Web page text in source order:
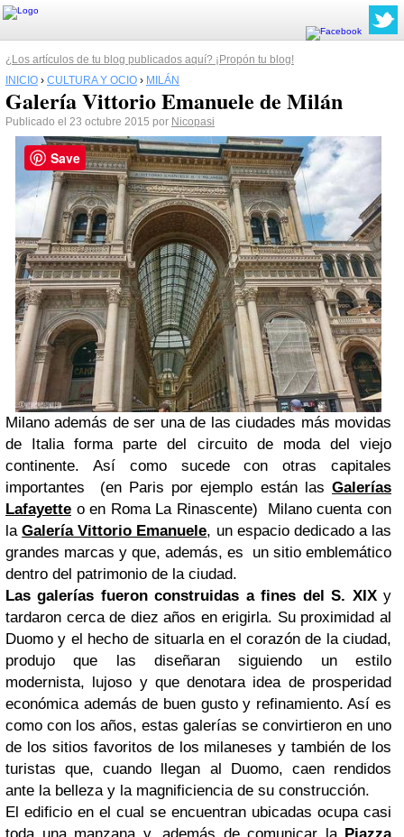
¿Los artículos de tu blog publicados aquí? ¡Propón tu blog!
INICIO › CULTURA Y OCIO › MILÁN
Galería Vittorio Emanuele de Milán
Publicado el 23 octubre 2015 por Nicopasi
Milano además de ser una de las ciudades más movidas
de Italia forma parte del circuito de moda del viejo
continente. Así como sucede con otras capitales
importantes (en Paris por ejemplo están las Galerías
Lafayette o en Roma La Rinascente) Milano cuenta con
laGalería Vittorio Emanuele, un espacio dedicado a las
grandes marcas y que, además, es un sitio emblemático
dentro del patrimonio de la ciudad.
Las galerías fueron construidas a fines del S. XIXy
tardaron cerca de diez años en erigirla. Su proximidad al
Duomo y el hecho de situarla en el corazón de la ciudad,
produjo que las diseñaran siguiendo un estilo
modernista, lujoso y que denotara idea de prosperidad
económica además de buen gusto y refinamiento. Así es
como con los años, estas galerías se convirtieron en uno
de los sitios favoritos de los milaneses y también de los
turistas que, cuando llegan al Duomo, caen rendidos
ante la belleza y la magnificiencia de su construcción.
El edificio en el cual se encuentran ubicadas ocupa casi
toda una manzana y, además de comunicar la Piazza
Save